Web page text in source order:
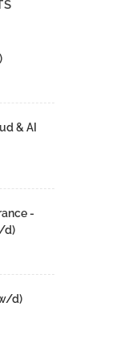
& AI
-
d)
d)